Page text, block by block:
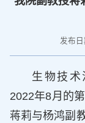
发布
生物技术
2022年8月的
蒋莉与杨鸿副